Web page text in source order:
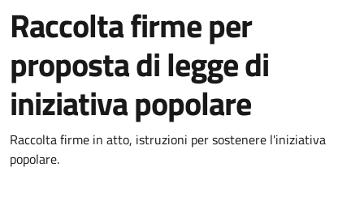
Raccolta firme per
proposta di legge di
iniziativa popolare
Dettagli della notizia
Raccolta firme in atto, istruzioni per sostenere l'iniziativa
popolare.